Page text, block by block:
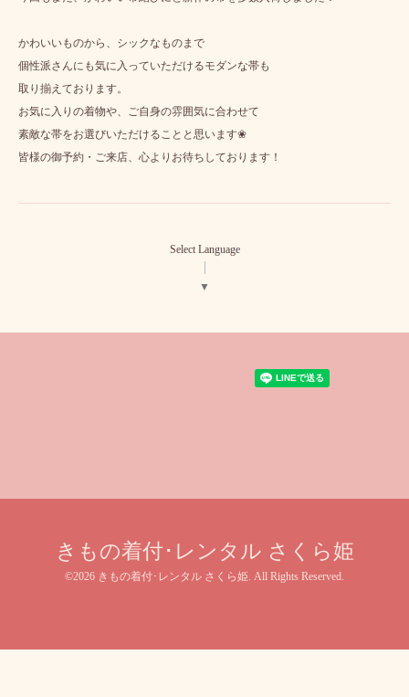
かわいいものから、シックなものまで
個性派さんにも気に入っていただけるモダンな帯も
取り揃えております。
お気に入りの着物や、ご自身の雰囲気に合わせて
素敵な帯をお選びいただけることと思います❀
皆様の御予約・ご来店、心よりお待ちしております！
Select Language
▼
きもの着付･レンタル さくら姫
©2026 きもの着付･レンタル さくら姫. All Rights Reserved.